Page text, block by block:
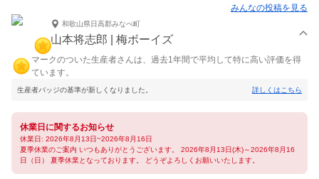
みんなの投稿を見る
和歌山県日高郡みなべ町
山本将志郎 | 梅ボーイズ
マークのついた生産者さんは、過去1年間で平均して特に高い評価を得
ています。
生産者バッジの基準が新しくなりました。 詳しくはこちら
休業日に関するお知らせ
休業日: 2026年8月13日~2026年8月16日
夏季休業のご案内 いつもありがとうございます。 2026年8月13日(木)～2026年8月16
日（日） 夏季休業となっております。 どうぞよろしくお願いいたします。